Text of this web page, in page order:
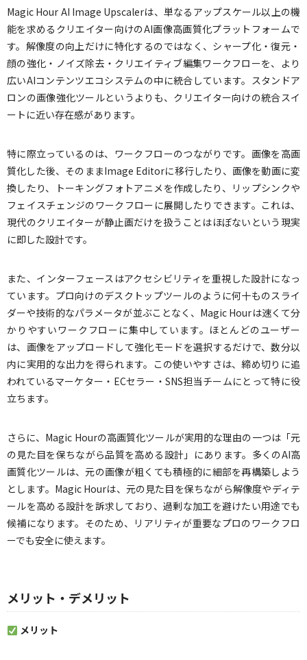
Magic Hour AI Image Upscalerは、単なるアップスケール以上の機
能を求めるクリエイター向けのAI画像高画質化プラットフォームで
す。解像度の向上だけに特化するのではなく、シャープ化・復元・
顔の強化・ノイズ除去・クリエイティブ編集ワークフローを、より
広いAIコンテンツエコシステムの中に統合しています。スタンドア
ロンの画像強化ツールというよりも、クリエイター向けの統合スイ
ートに近い存在感があります。
特に際立っているのは、ワークフローのつながりです。画像を高画
質化した後、そのままImage Editorに移行したり、画像を動画に変
換したり、トーキングフォトアニメを作成したり、リップシンクや
フェイスチェンジのワークフローに展開したりできます。これは、
現代のクリエイターが静止画だけを扱うことはほぼないという現実
に即した設計です。
また、インターフェースはアクセシビリティを重視した設計になっ
ています。プロ向けのデスクトップツールのように何十ものスライ
ダーや技術的なパラメータが並ぶことなく、Magic Hourは速くて分
かりやすいワークフローに集中しています。ほとんどのユーザー
は、画像をアップロードして強化モードを選択するだけで、数分以
内に実用的な出力を得られます。この使いやすさは、締め切りに追
われているマーケター・ECセラー・SNS担当チームにとって特に役
立ちます。
さらに、Magic Hourの高画質化ツールが実用的な理由の一つは「元
の見た目を保ちながら品質を高める設計」にあります。多くのAI高
画質化ツールは、元の画像が粗くても積極的に細部を再構築しよう
とします。Magic Hourは、元の見た目を保ちながら解像度やディテ
ールを高める設計を訴求しており、過剰な加工を避けたい用途でも
候補になります。そのため、リアリティが重要なプロのワークフロ
ーでも安全に使えます。
メリット・デメリット
メリット